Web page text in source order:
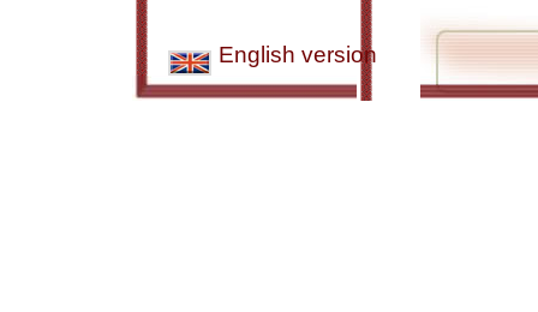
English version